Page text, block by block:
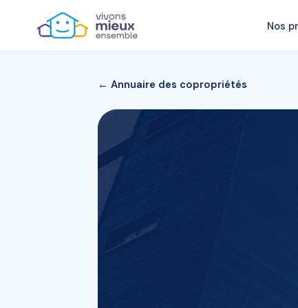
Nos
← Annuaire des copropriétés